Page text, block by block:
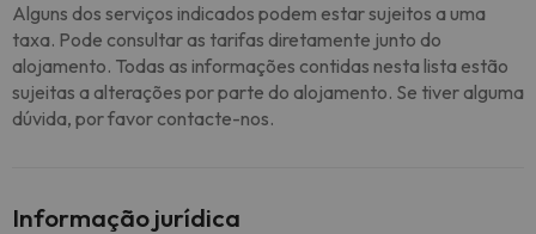
Alguns dos serviços indicados podem estar sujeitos a uma
taxa. Pode consultar as tarifas diretamente junto do
alojamento. Todas as informações contidas nesta lista estão
sujeitas a alterações por parte do alojamento. Se tiver alguma
dúvida, por favor contacte-nos.
Informação jurídica